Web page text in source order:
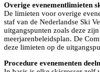
Overige evenementlimieten
De limieten voor overige
staf van de Nederlandse Ski
uitgangspunten zoals deze
meerjarenbeleidsplan. De
deze limieten op de
Procedure evenementen